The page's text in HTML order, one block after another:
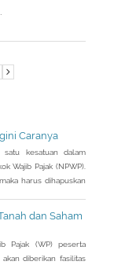
Caranya
satu kesatuan dalam
Wajib Pajak (NPWP).
harus dihapuskan
dan Saham
Pajak (WP) peserta
diberikan fasilitas